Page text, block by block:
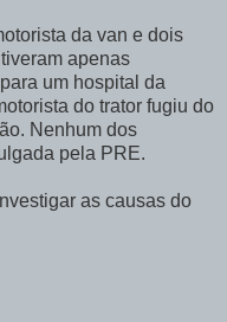
da van e dois
apenas
um hospital da
do trator fugiu do
Nenhum dos
pela PRE.
as causas do